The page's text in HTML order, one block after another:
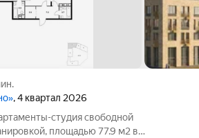
, 4 квартал 2026
студия свободной
площадью 77.9 м2 в